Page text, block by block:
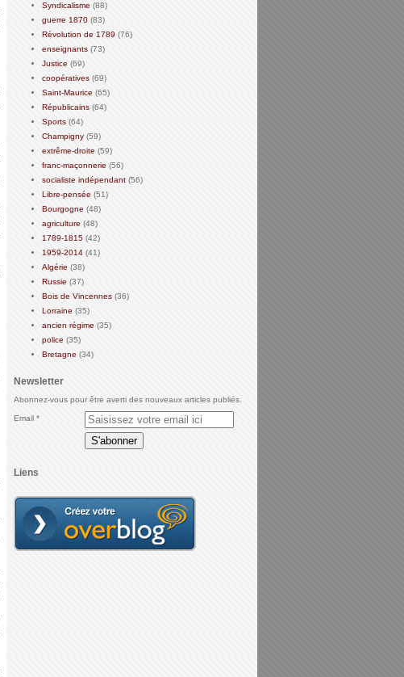
Syndicalisme (88)
guerre 1870 (83)
Révolution de 1789 (76)
enseignants (73)
Justice (69)
coopératives (69)
Saint-Maurice (65)
Républicains (64)
Sports (64)
Champigny (59)
extrême-droite (59)
franc-maçonnerie (56)
socialiste indépendant (56)
Libre-pensée (51)
Bourgogne (48)
agriculture (48)
1789-1815 (42)
1959-2014 (41)
Algérie (38)
Russie (37)
Bois de Vincennes (36)
Lorraine (35)
ancien régime (35)
police (35)
Bretagne (34)
Newsletter
Abonnez-vous pour être averti des nouveaux articles publiés.
Email
Liens